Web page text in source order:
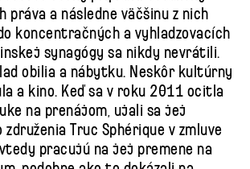
práva a následne väčšinu z nich
koncentračných a vyhladzovacích
synagógy sa nikdy nevrátili.
obilia a nábytku. Neskôr kultúrny
a kino. Keď sa v roku 2011 ocitla
na prenájom, ujali sa jej
Truc Sphérique v zmluve
pracujú na jej premene na